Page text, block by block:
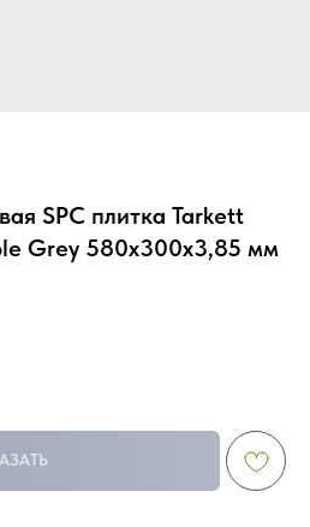
SPC плитка Tarkett
Grey 580х300х3,85 мм